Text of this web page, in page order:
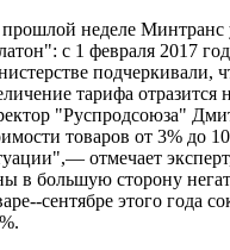
неделе Минтранс
с 1 февраля 2017
подчеркивали,
тарифа
"Руспродсоюза"
товаров от 3% до
отмечает
в большую сторону
сентябре этого года